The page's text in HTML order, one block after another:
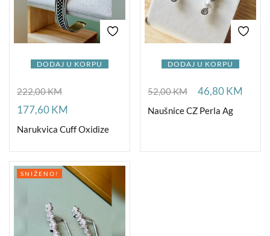
DODAJ U KORPU
222,00KM
177,60KM
Narukvica Cuff Oxidize
DODAJ U KORPU
52,00KM 46,80KM
Naušnice CZ Perla Ag
SNIŽENO!